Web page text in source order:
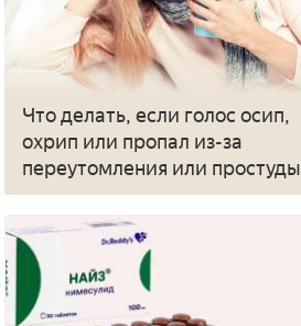
Что делать, если голос осип,
охрип или пропал из-за
переутомления или простуды